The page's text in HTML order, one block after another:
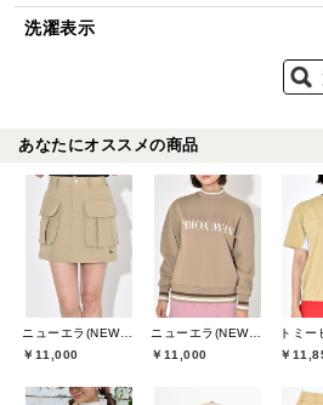
洗濯表示
あなたにオススメの商品
ニューエラ(NEW ERA)
￥11,000
ニューエラ(NEW ERA)
￥11,000
￥